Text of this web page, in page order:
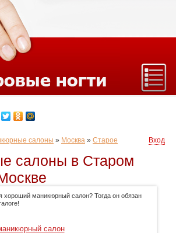
салоны » Москва » Старое
Вход
салоны в Старом
хороший маникюрный салон? Тогда он обязан
салон